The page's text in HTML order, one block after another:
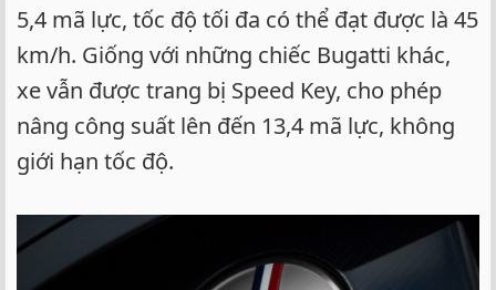
5,4 mã lực, tốc độ tối đa có thể đạt được là 45
km/h. Giống với những chiếc Bugatti khác,
xe vẫn được trang bị Speed Key, cho phép
nâng công suất lên đến 13,4 mã lực, không
giới hạn tốc độ.